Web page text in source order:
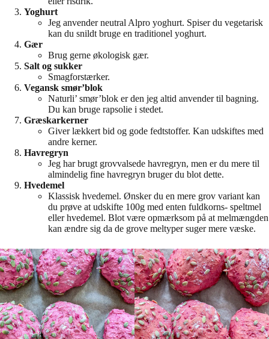
Yoghurt
Jeg anvender neutral Alpro yoghurt. Spiser du vegetarisk
kan du snildt bruge en traditionel yoghurt.
Gær
Brug gerne økologisk gær.
Salt og sukker
Smagforstærker.
Vegansk smør’blok
Naturli’ smør’blok er den jeg altid anvender til bagning.
Du kan bruge rapsolie i stedet.
Græskarkerner
Giver lækkert bid og gode fedtstoffer. Kan udskiftes med
andre kerner.
Havregryn
Jeg har brugt grovvalsede havregryn, men er du mere til
almindelig fine havregryn bruger du blot dette.
Hvedemel
Klassisk hvedemel. Ønsker du en mere grov variant kan
du prøve at udskifte 100g med enten fuldkorns- speltmel
eller hvedemel. Blot være opmærksom på at melmængden
kan ændre sig da de grove meltyper suger mere væske.